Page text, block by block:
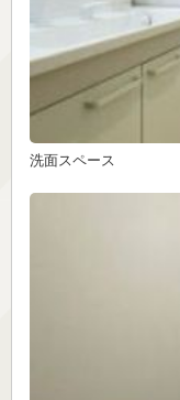
洗面スペース